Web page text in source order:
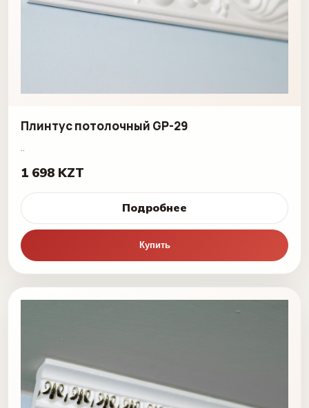
Плинтус потолочный GP-29
..
1 698 KZT
Подробнее
Купить